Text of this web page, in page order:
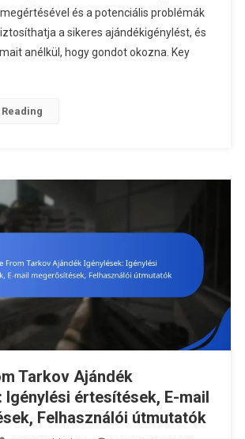
Tippek,
és a potenciális problémák
a sikeres ajándékigénylést, és
anélkül, hogy gondot okozna. Key
Tarkov Ajándék
Igénylési értesítések, E-mail
Felhasználói útmutatók